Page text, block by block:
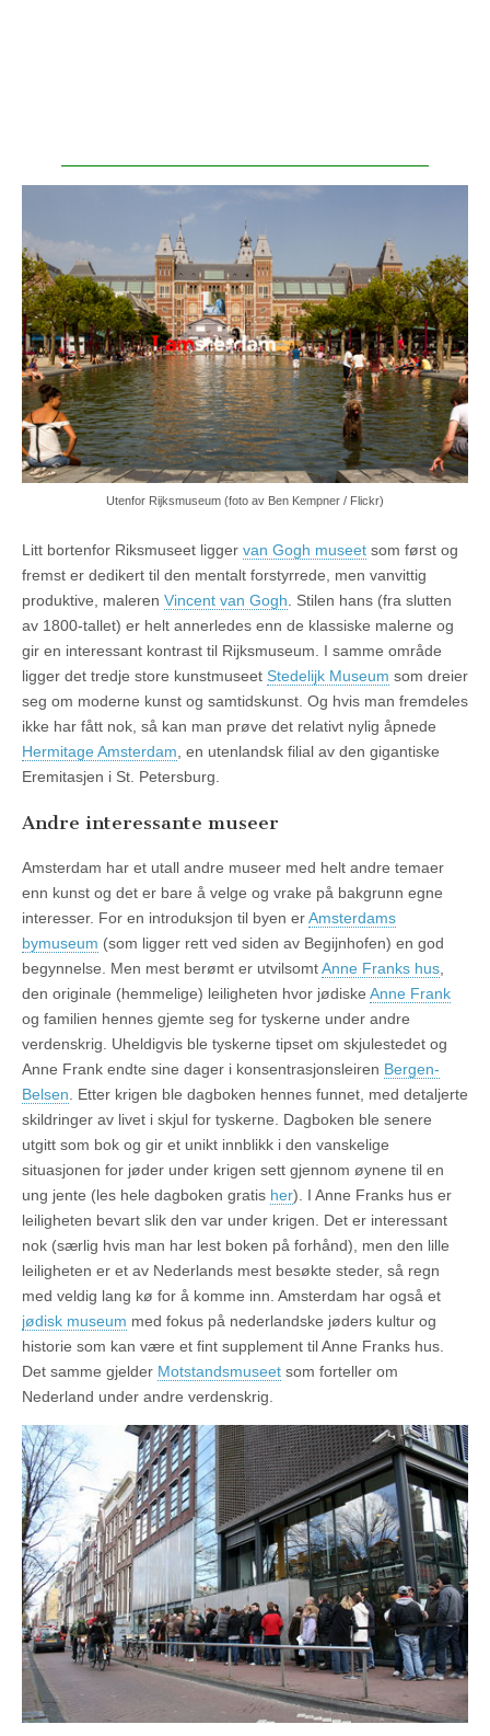
Utenfor Rijksmuseum (foto av Ben Kempner / Flickr)
Litt bortenfor Riksmuseet ligger van Gogh museet som først og
fremst er dedikert til den mentalt forstyrrede, men vanvittig
produktive, maleren Vincent van Gogh. Stilen hans (fra slutten
av 1800-tallet) er helt annerledes enn de klassiske malerne og
gir en interessant kontrast til Rijksmuseum. I samme område
ligger det tredje store kunstmuseet Stedelijk Museum som dreier
seg om moderne kunst og samtidskunst. Og hvis man fremdeles
ikke har fått nok, så kan man prøve det relativt nylig åpnede
Hermitage Amsterdam, en utenlandsk filial av den gigantiske
Eremitasjen i St. Petersburg.
Andre interessante museer
Amsterdam har et utall andre museer med helt andre temaer
enn kunst og det er bare å velge og vrake på bakgrunn egne
interesser. For en introduksjon til byen erAmsterdams
bymuseum (som ligger rett ved siden av Begijnhofen) en god
begynnelse. Men mest berømt er utvilsomtAnne Franks hus
den originale (hemmelige) leiligheten hvor jødiske Anne Frank
og familien hennes gjemte seg for tyskerne under andre
verdenskrig. Uheldigvis ble tyskerne tipset om skjulestedet og
Anne Frank endte sine dager i konsentrasjonsleiren Bergen-
Belsen . Etter krigen ble dagboken hennes funnet, med detaljerte
skildringer av livet i skjul for tyskerne. Dagboken ble senere
utgitt som bok og gir et unikt innblikk i den vanskelige
situasjonen for jøder under krigen sett gjennom øynene til en
ung jente (les hele dagboken gratis her). I Anne Franks hus er
leiligheten bevart slik den var under krigen. Det er interessant
nok (særlig hvis man har lest boken på forhånd), men den lille
leiligheten er et av Nederlands mest besøkte steder, så regn
med veldig lang kø for å komme inn. Amsterdam har også et
jødisk museum med fokus på nederlandske jøders kultur og
historie som kan være et fint supplement til Anne Franks hus.
Det samme gjelder Motstandsmuseet som forteller om
Nederland under andre verdenskrig.